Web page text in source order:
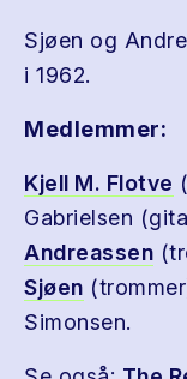
Sjøen og
i 1962.
Medlemmer:
Kjell M. Flotve
Gabrielsen
Andreassen
Sjøen
Simonsen.